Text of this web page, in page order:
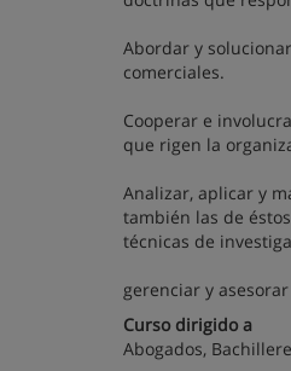
Abordar y
comerciales.
Cooperar e
que rigen la
Analizar, aplicar y
también las de
técnicas de
gerenciar y
Curso dirigido a
Abogados,